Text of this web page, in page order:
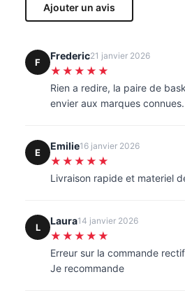
Ajouter un avis
F
Frederic21 janvier 2026
★★★★★
Rien a redire, la paire de
envier aux marques connues.
E
Emilie16 janvier 2026
★★★★★
Livraison rapide et materiel
L
Laura14 janvier 2026
★★★★★
Erreur sur la commande
Je recommande